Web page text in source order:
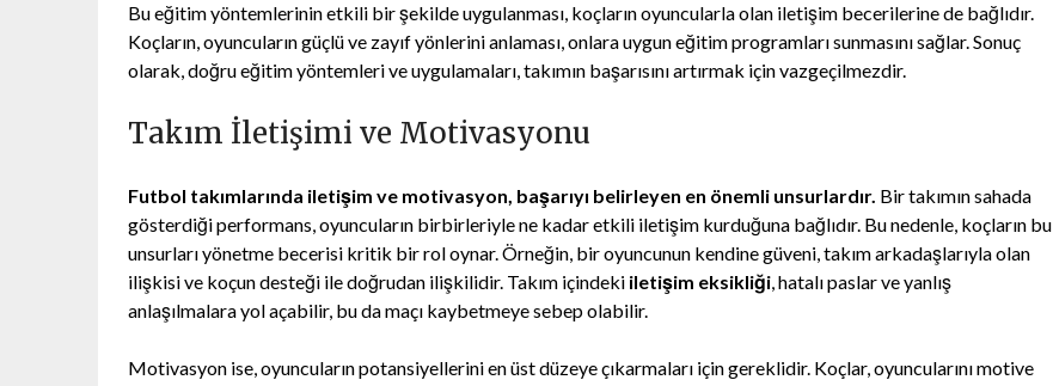
Bu eğitim yöntemlerinin etkili bir şekilde uygulanması, koçların oyuncularla olan iletişim becerilerine de bağlıdır.
Koçların, oyuncuların güçlü ve zayıf yönlerini anlaması, onlara uygun eğitim programları sunmasını sağlar. Sonuç
olarak, doğru eğitim yöntemleri ve uygulamaları, takımın başarısını artırmak için vazgeçilmezdir.
Takım İletişimi ve Motivasyonu
Futbol takımlarında iletişim ve motivasyon, başarıyı belirleyen en önemli unsurlardır. Bir takımın sahada
gösterdiği performans, oyuncuların birbirleriyle ne kadar etkili iletişim kurduğuna bağlıdır. Bu nedenle, koçların bu
unsurları yönetme becerisi kritik bir rol oynar. Örneğin, bir oyuncunun kendine güveni, takım arkadaşlarıyla olan
ilişkisi ve koçun desteği ile doğrudan ilişkilidir. Takım içindeki iletişim eksikliği, hatalı paslar ve yanlış
anlaşılmalara yol açabilir, bu da maçı kaybetmeye sebep olabilir.
Motivasyon ise, oyuncuların potansiyellerini en üst düzeye çıkarmaları için gereklidir. Koçlar, oyuncularını motive